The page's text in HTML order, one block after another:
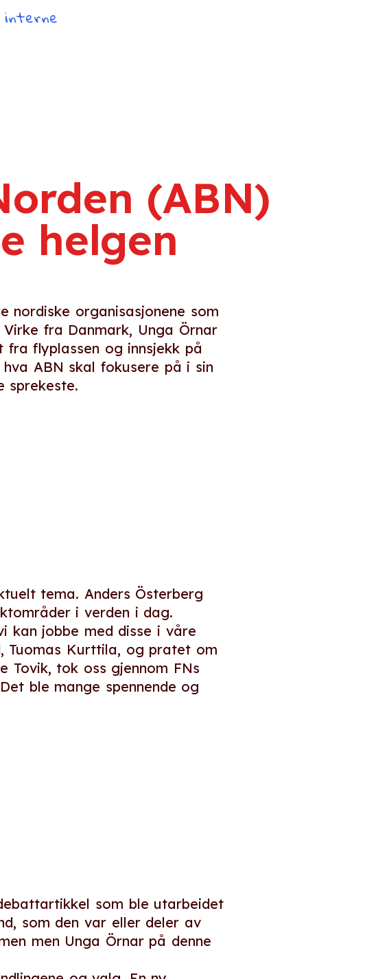
(ABN)
helgen
organisasjonene som
fra Danmark, Unga Örnar
flyplassen og innsjekk på
ABN skal fokusere på i sin
sprekeste.
tema. Anders Österberg
i verden i dag.
kan jobbe med disse i våre
Tuomas Kurttila, og pratet om
Tovik, tok oss gjennom FNs
ble mange spennende og
som ble utarbeidet
som den var eller deler av
men Unga Örnar på denne